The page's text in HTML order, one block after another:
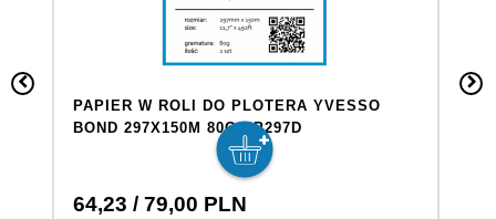
PAPIER W ROLI DO PLOTERA YVESSO
BOND 297X150M 80G BP297D
64,23 / 79,00 PLN